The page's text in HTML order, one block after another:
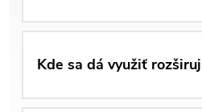
Kde sa dá využiť